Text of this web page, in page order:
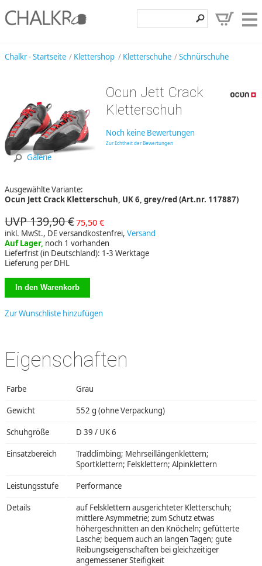
Klettershop
Entdecken
Chalkr - Startseite Klettershop Kletterschuhe Schnürschuhe
Galerie
Ocun Jett Crack
Kletterschuh
Noch keine Bewertungen
Zur Echtheit der Bewertungen
Ausgewählte Variante:
Ocun Jett Crack Kletterschuh, UK 6, grey/red (Art.nr. 117887)
UVP 139,90 €75,50 €
inkl. MwSt., DE versandkostenfrei, Versand
Auf Lager, noch 1 vorhanden
Lieferfrist (in Deutschland): 1-3 Werktage
Lieferung per DHL
Zur Wunschliste hinzufügen
Eigenschaften
Farbe Grau
Gewicht 552 g (ohne Verpackung)
Schuhgröße D 39 / UK 6
Einsatzbereich
Tradclimbing; Mehrseillängenklettern;
Sportklettern; Felsklettern; Alpinklettern
Leistungsstufe Performance
Details
auf Felsklettern ausgerichteter Kletterschuh;
mittlere Asymmetrie; zum Schutz etwas
höhergeschnitten an den Knöcheln; gefütterte
Lasche; bequem auch an langen Tagen; gute
Reibungseigenschaften bei gleichzeitiger
angemessener Steifigkeit